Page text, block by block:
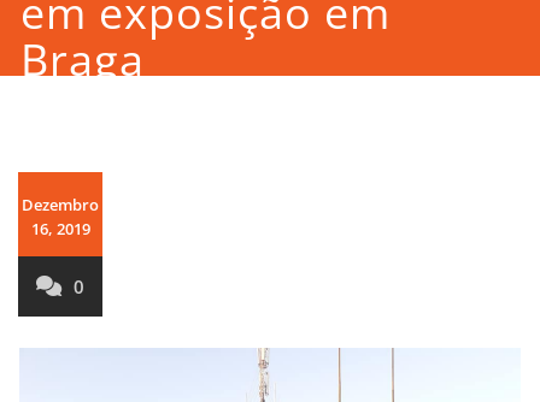
em exposição em
Braga
Dezembro
16, 2019
0